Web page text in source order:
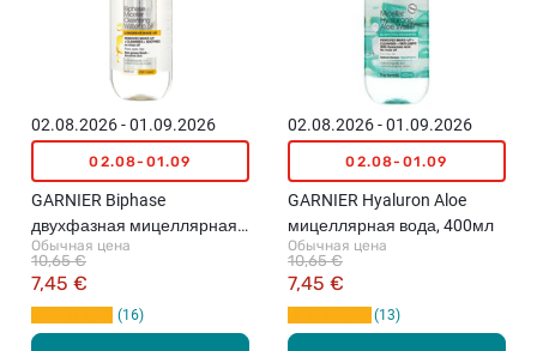
02.08.2026 - 01.09.2026
02.08-01.09
GARNIER Biphase
двухфазная мицеллярная
вода, 400мл
Обычная цена
7,45 €
10,65 €
16
02.08.2026 - 01.09.2026
02.08-01.09
GARNIER Hyaluron Aloe
мицеллярная вода, 400мл
Обычная цена
7,45 €
10,65 €
13